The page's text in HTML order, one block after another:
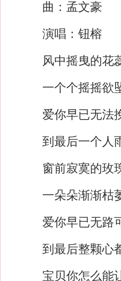
曲：孟文豪
演唱：钮榕
风中摇曳的花
一个个摇摇欲坠
爱你早已无法挽
到最后一个人雨
窗前寂寞的玫
一朵朵渐渐枯
爱你早已无路可
到最后整颗心都
宝贝你怎么能让